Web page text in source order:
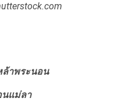
าพระนอน
แม่ลา